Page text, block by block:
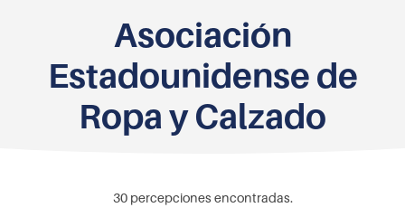
Asociación
Estadounidense de
Ropa y Calzado
30 percepciones encontradas.